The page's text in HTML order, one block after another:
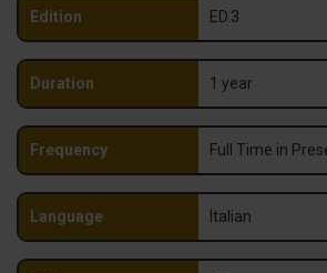
Edition ED.3
Duration 1 year
Frequency Full Time in
Language Italian